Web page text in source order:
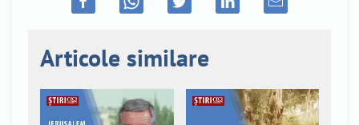
Articole similare